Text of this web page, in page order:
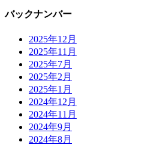
バックナンバー
2025年12月
2025年11月
2025年7月
2025年2月
2025年1月
2024年12月
2024年11月
2024年9月
2024年8月